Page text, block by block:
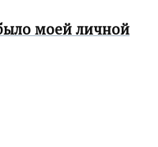
моей личной